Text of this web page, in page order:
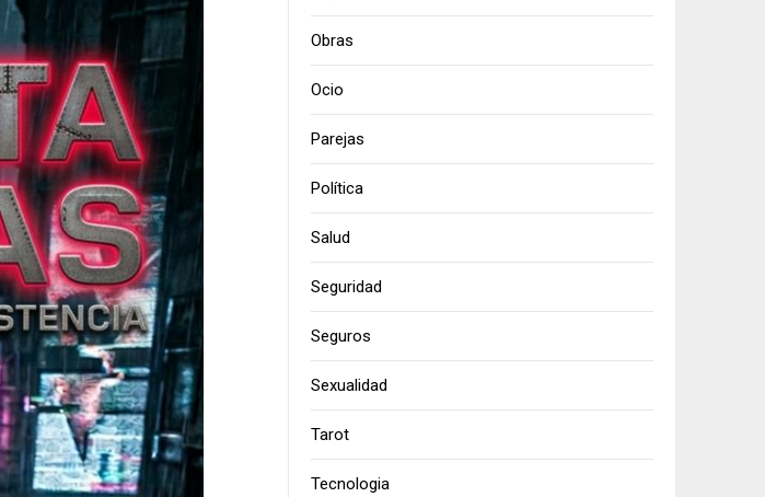
Obras
Ocio
Parejas
Política
Salud
Seguridad
Seguros
Sexualidad
Tarot
Tecnologia